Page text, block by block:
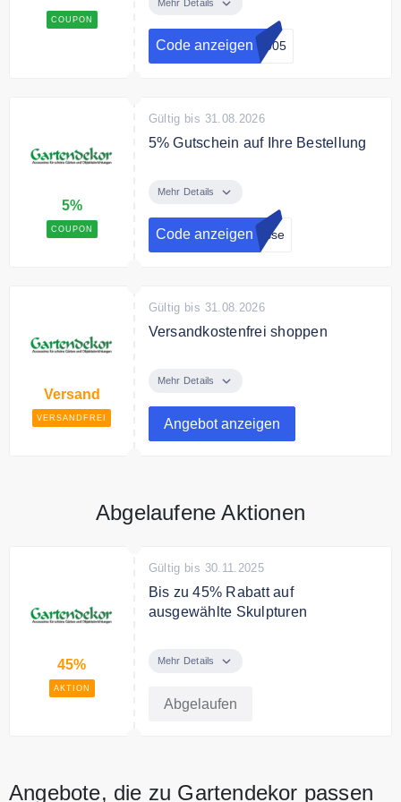
COUPON
Mehr Details
Code anzeigen 2005
5%
COUPON
Gültig bis 31.08.2026
5% Gutschein auf Ihre Bestellung
erhalten Sie 5% Rabatt auf Ihre
gesamte Bestellung.
Mehr Details
Code anzeigen asse
Versand
VERSANDFREI
Gültig bis 31.08.2026
Versandkostenfrei shoppen
innerhalb Deutschlands
Mehr Details
Angebot anzeigen
Abgelaufene Aktionen
45%
AKTION
Gültig bis 30.11.2025
Bis zu 45% Rabatt auf
ausgewählte Skulpturen
ausgewählte Skulpturen bei
Mehr Details
Abgelaufen
Angebote, die zu Gartendekor passen